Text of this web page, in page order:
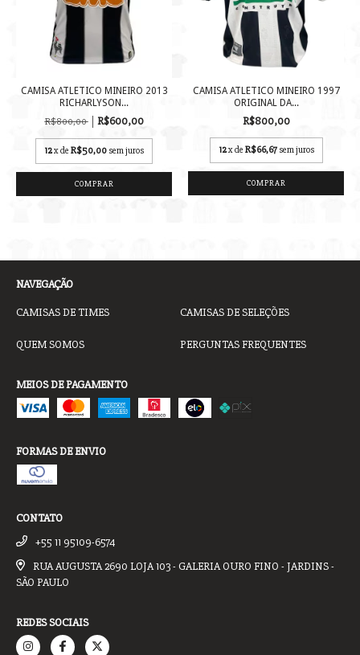
CAMISA ATLETICO MINEIRO 2013
RICHARLYSON...
R$800,00 R$600,00
12x de R$50,00 sem juros
COMPRAR
CAMISA ATLETICO MINEIRO 1997
ORIGINAL DA...
R$800,00
12x de R$66,67 sem juros
COMPRAR
NAVEGAÇÃO
CAMISAS DE TIMES CAMISAS DE SELEÇÕES
QUEM SOMOS PERGUNTAS FREQUENTES
MEIOS DE PAGAMENTO
FORMAS DE ENVIO
CONTATO
+55 11 95109-6574
RUA AUGUSTA 2690 LOJA 103 - GALERIA OURO FINO - JARDINS -
SÃO PAULO
REDES SOCIAIS